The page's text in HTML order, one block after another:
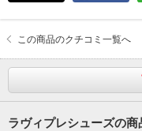
この商品のクチコミ一覧へ
ラヴィプレシューズの商